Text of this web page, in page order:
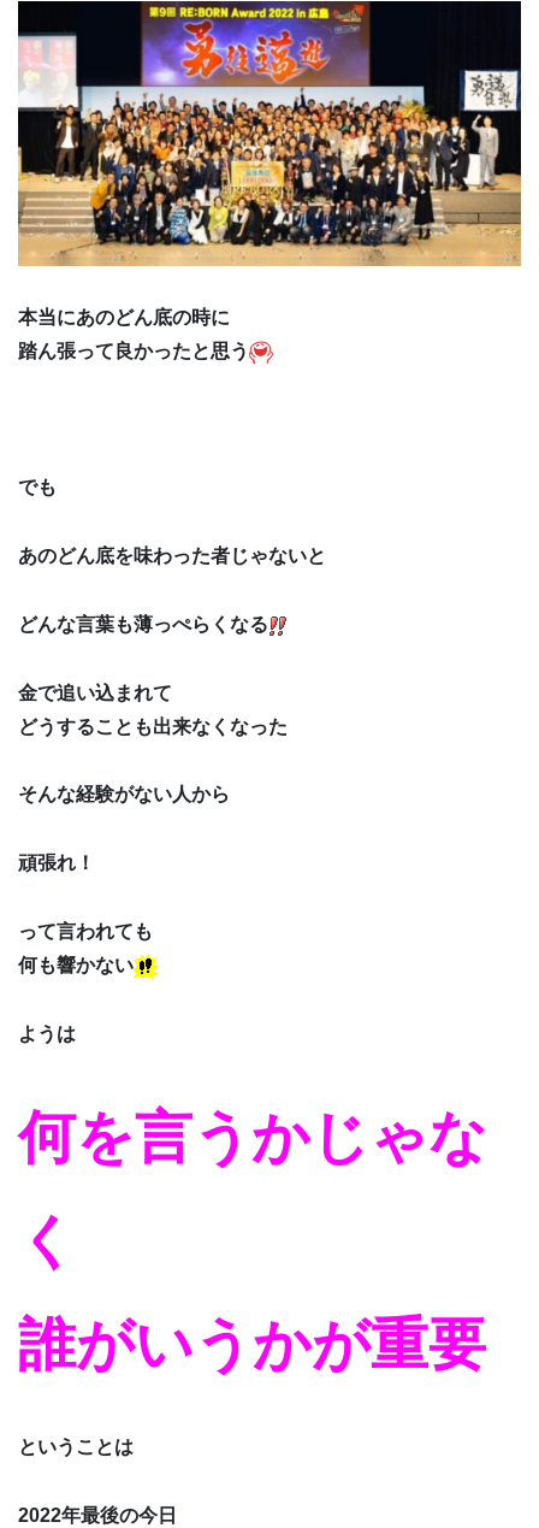
本当にあのどん底の時に
踏ん張って良かったと思う
でも
あのどん底を味わった者じゃないと
どんな言葉も薄っぺらくなる
金で追い込まれて
どうすることも出来なくなった
そんな経験がない人から
頑張れ！
って言われても
何も響かない
ようは
何を言うかじゃな
く
誰がいうかが重要
ということは
2022年最後の今日